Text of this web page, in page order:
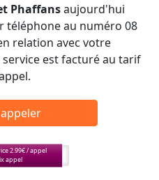
Phaffansaujourd'hui
téléphone au numéro 08
relation avec votre
est facturé au tarif
2.99€ / appel
appel